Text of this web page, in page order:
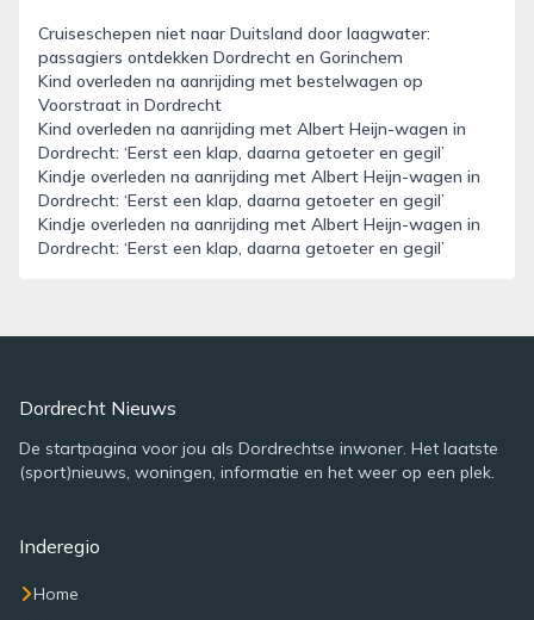
Cruiseschepen niet naar Duitsland door laagwater:
passagiers ontdekken Dordrecht en Gorinchem
Kind overleden na aanrijding met bestelwagen op
Voorstraat in Dordrecht
Kind overleden na aanrijding met Albert Heijn-wagen in
Dordrecht: ‘Eerst een klap, daarna getoeter en gegil’
Kindje overleden na aanrijding met Albert Heijn-wagen in
Dordrecht: ‘Eerst een klap, daarna getoeter en gegil’
Kindje overleden na aanrijding met Albert Heijn-wagen in
Dordrecht: ‘Eerst een klap, daarna getoeter en gegil’
Dordrecht Nieuws
De startpagina voor jou als Dordrechtse inwoner. Het laatste
(sport)nieuws, woningen, informatie en het weer op een plek.
Inderegio
Home